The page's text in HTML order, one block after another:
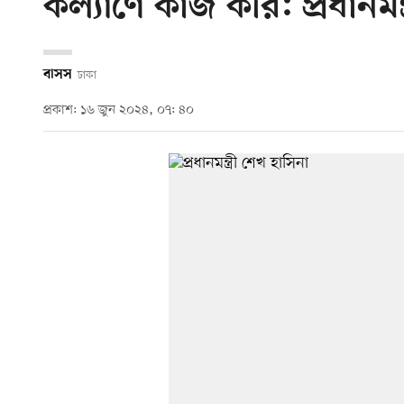
কল্যাণে কাজ করি:
বাসস ঢাকা
প্রকাশ: ১৬ জুন ২০২৪, ০৭: ৪০